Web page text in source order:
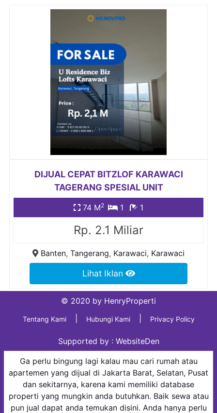
DIJUAL CEPAT BITZLOF KARAWACI
TAGERANG SPESIAL UNIT
74 M2 1 1
Rp. 2.1 Miliar
Banten, Tangerang, Karawaci, Karawaci
Lihat Iklan
© 2020 by HenryProperti
Tentang Kami Hubungi Kami Privacy Policy
Supported by : WebsiteDen
Ga perlu bingung lagi kalau mau cari rumah atau
apartemen yang dijual di Jakarta Barat, Selatan, Pusat
dan sekitarnya, karena kami memiliki database
properti yang mungkin anda butuhkan. Baik sewa atau
pun jual dapat anda temukan disini. Anda hanya perlu